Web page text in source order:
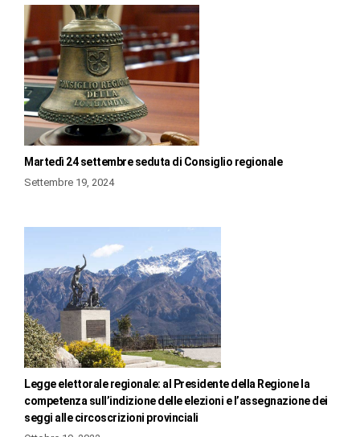
Martedì 24 settembre seduta di Consiglio regionale
Settembre 19, 2024
Legge elettorale regionale: al Presidente della Regione la
competenza sull’indizione delle elezioni e l’assegnazione dei
seggi alle circoscrizioni provinciali